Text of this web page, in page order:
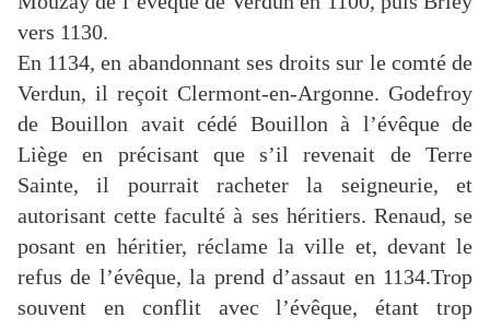
vers 1130.
En 1134, en abandonnant ses droits sur le comté de
Verdun, il reçoit Clermont-en-Argonne. Godefroy
de Bouillon avait cédé Bouillon à l’évêque de
Liège en précisant que s’il revenait de Terre
Sainte, il pourrait racheter la seigneurie, et
autorisant cette faculté à ses héritiers. Renaud, se
posant en héritier, réclame la ville et, devant le
refus de l’évêque, la prend d’assaut en 1134.Trop
souvent en conflit avec l’évêque, étant trop